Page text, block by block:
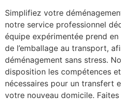
Simplifiez votre
notre service professionnel
équipe expérimentée prend
de l’emballage au transport,
déménagement sans stress.
disposition les compétences
nécessaires pour un transfert
votre nouveau domicile.